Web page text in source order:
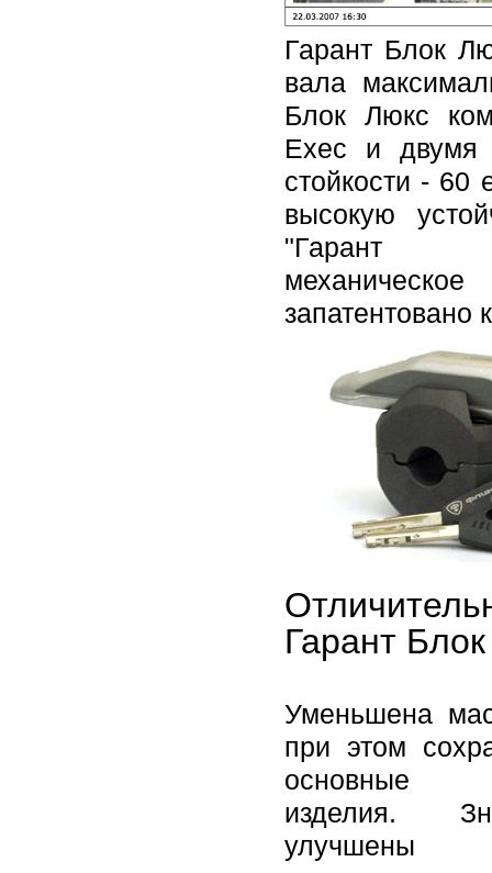
Гарант Блок
вала
Блок Люкс
Exec и двумя
стойкости - 60
высокую
запатентовано
Гарант
Уменьшена
при этом
основные
изделия.
улучшены